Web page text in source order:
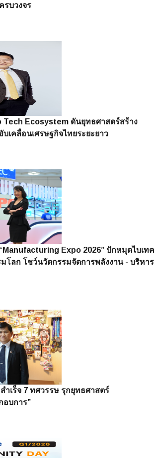
บวงจร
Tech Ecosystem ดันยุทธศาสตร์สร้าง
เคลื่อนเศรษฐกิจไทยระยะยาว
Expo 2026” ปักหมุดไบเทค
โลก โชว์นวัตกรรมจัดการพลังงาน - บริหาร
ำเร็จ 7 ทศวรรษ รุกยุทธศาสตร์
อบการ”